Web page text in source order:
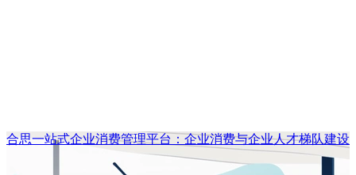
合思一站式企业消费管理平台：企业消费与企业人才梯队建设